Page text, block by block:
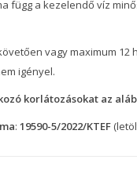
függ a kezelendő víz
vagy maximum 12
igényel.
korlátozásokat az
: 19590-5/2022/KTEF